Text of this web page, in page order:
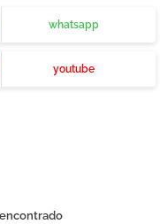
whatsapp
youtube